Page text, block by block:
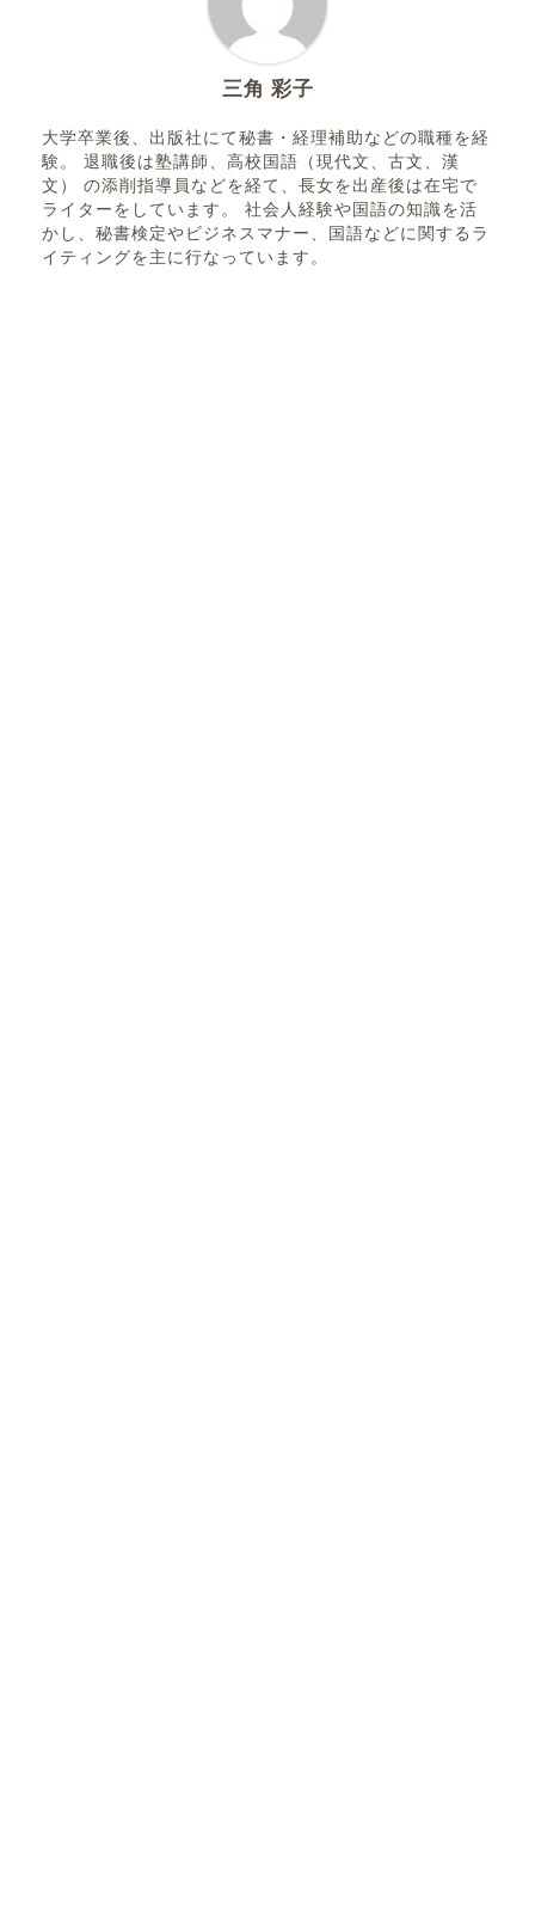
三角 彩子
大学卒業後、出版社にて秘書・経理補助などの職種を経
験。 退職後は塾講師、高校国語（現代文、古文、漢
文） の添削指導員などを経て、長女を出産後は在宅で
ライターをしています。 社会人経験や国語の知識を活
かし、秘書検定やビジネスマナー、国語などに関するラ
イティングを主に行なっています。